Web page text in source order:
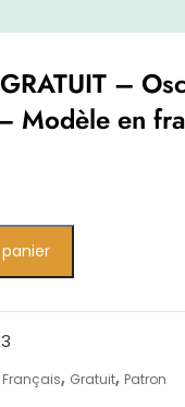
–
Modèle en
Français, Gratuit, Patron